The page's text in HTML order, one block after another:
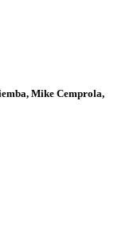
Mike Cemprola,